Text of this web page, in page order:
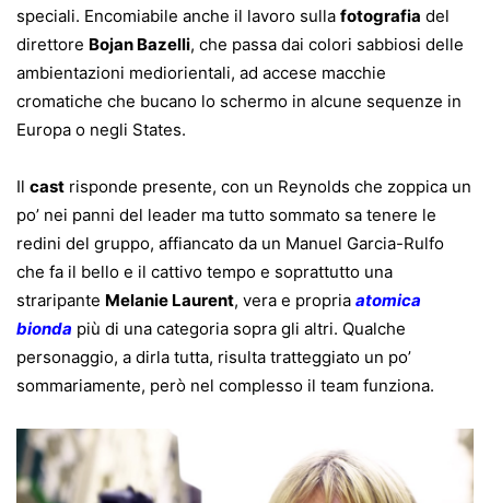
speciali. Encomiabile anche il lavoro sulla fotografia del
direttore Bojan Bazelli, che passa dai colori sabbiosi delle
ambientazioni mediorientali, ad accese macchie
cromatiche che bucano lo schermo in alcune sequenze in
Europa o negli States.
Il cast risponde presente, con un Reynolds che zoppica un
po’ nei panni del leader ma tutto sommato sa tenere le
redini del gruppo, affiancato da un Manuel Garcia-Rulfo
che fa il bello e il cattivo tempo e soprattutto una
straripante Melanie Laurent, vera e propria atomica
bionda più di una categoria sopra gli altri. Qualche
personaggio, a dirla tutta, risulta tratteggiato un po’
sommariamente, però nel complesso il team funziona.